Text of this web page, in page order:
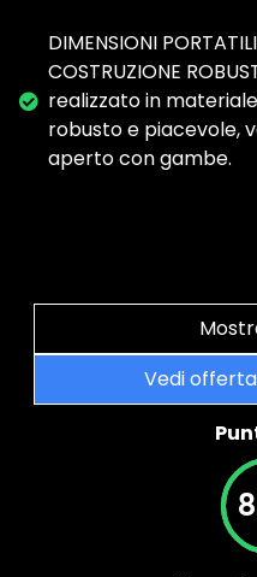
DIMENSIONI
COSTRUZIONE
realizzato in
robusto e piacevole,
aperto con gambe.
Vedi